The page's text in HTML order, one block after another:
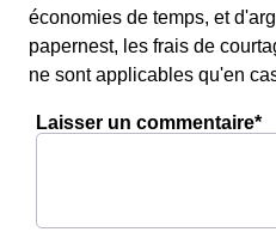
économies de temps, et
papernest, les frais de
ne sont applicables qu'en
Laisser un commentaire*